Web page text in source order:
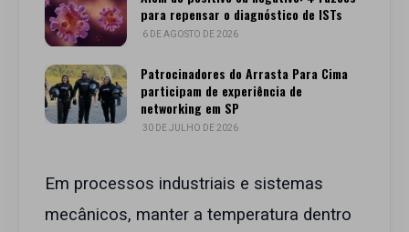
para repensar o diagnóstico de ISTs
6 DE AGOSTO DE 2026
Patrocinadores do Arrasta Para Cima
participam de experiência de
networking em SP
30 DE JULHO DE 2026
Em processos industriais e sistemas
mecânicos, manter a temperatura dentro